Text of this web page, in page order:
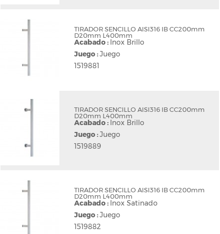
TIRADOR SENCILLO AISI316 IB CC200mm
D20mm L400mm
Acabado : Inox Brillo
Juego :Juego
1519881
TIRADOR SENCILLO AISI316 IB CC200mm
D20mm L400mm
Acabado : Inox Brillo
Juego :Juego
1519889
TIRADOR SENCILLO AISI316 IB CC200mm
D20mm L400mm
Acabado : Inox Satinado
Juego :Juego
1519882